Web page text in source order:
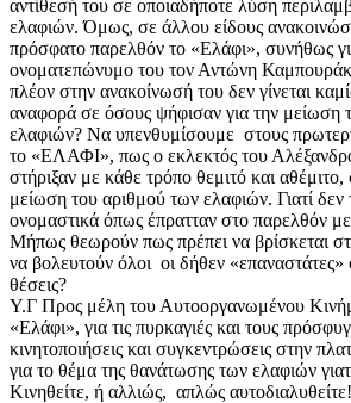
αντίθεσή του σε οποιαδήποτε λύση
ελαφιών. Όμως, σε άλλου είδους
πρόσφατο παρελθόν το «Ελάφι», συνήθως
ονοματεπώνυμο του τον Αντώνη
πλέον στην ανακοίνωσή του δεν γίνεται
αναφορά σε όσους ψήφισαν για την μείωση
ελαφιών? Να υπενθυμίσουμε στους
το «ΕΛΑΦΙ», πως ο εκλεκτός του
στήριξαν με κάθε τρόπο θεμιτό και
μείωση του αριθμού των ελαφιών. Γιατί δεν
ονομαστικά όπως έπρατταν στο παρελθόν
Μήπως θεωρούν πως πρέπει να βρίσκεται
να βολευτούν όλοι οι δήθεν «επαναστάτες»
θέσεις?
Υ.Γ Προς μέλη του Αυτοοργανωμένου
«Ελάφι», για τις πυρκαγιές και τους
κινητοποιήσεις και συγκεντρώσεις στην
για το θέμα της θανάτωσης των ελαφιών
Κινηθείτε, ή αλλιώς, απλώς αυτοδιαλυθείτε!